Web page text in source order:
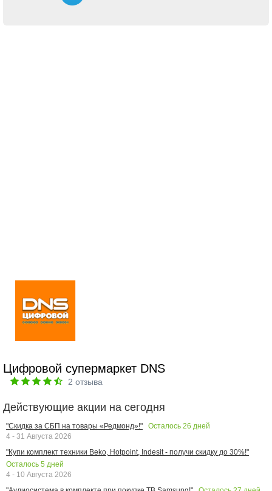
Цифровой супермаркет DNS
2 отзыва
Действующие акции на сегодня
"Скидка за СБП на товары «Редмонд»!" Осталось 26 дней
4 - 31 Августа 2026
"Купи комплект техники Beko, Hotpoint, Indesit - получи скидку до 30%!"
Осталось 5 дней
4 - 10 Августа 2026